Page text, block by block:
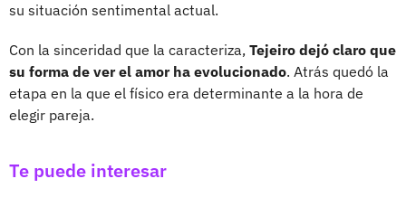
su situación sentimental actual.
Con la sinceridad que la caracteriza, Tejeiro dejó claro que
su forma de ver el amor ha evolucionado. Atrás quedó la
etapa en la que el físico era determinante a la hora de
elegir pareja.
Te puede interesar